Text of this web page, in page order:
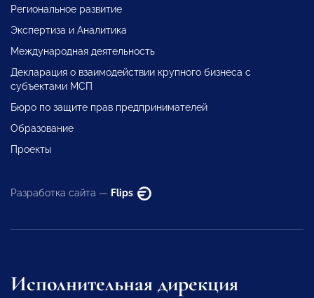
Региональное развитие
Экспертиза и Аналитика
Международная деятельность
Декларация о взаимодействии крупного бизнеса с
субъектами МСП
Бюро по защите прав предпринимателей
Образование
Проекты
Разработка сайта — Flips
Исполнительная дирекция